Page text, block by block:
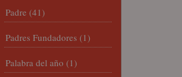
Padre (41)
Padres Fundadores (1)
Palabra del año (1)